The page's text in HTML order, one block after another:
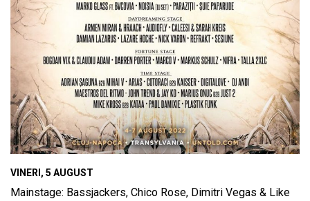
VINERI, 5 AUGUST
Mainstage: Bassjackers, Chico Rose, Dimitri Vegas & Like